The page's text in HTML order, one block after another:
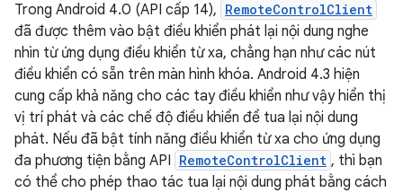
Trong Android 4.0 (API cấp 14), RemoteControlClient
đã được thêm vào bật điều khiển phát lại nội dung nghe
nhìn từ ứng dụng điều khiển từ xa, chẳng hạn như các nút
điều khiển có sẵn trên màn hình khóa. Android 4.3 hiện
cung cấp khả năng cho các tay điều khiển như vậy hiển thị
vị trí phát và các chế độ điều khiển để tua lại nội dung
phát. Nếu đã bật tính năng điều khiển từ xa cho ứng dụng
đa phương tiện bằng API RemoteControlClient , thì bạn
có thể cho phép thao tác tua lại nội dung phát bằng cách